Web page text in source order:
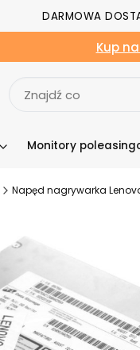
DARMOWA
Kup
Monitory
Napęd nagrywarka